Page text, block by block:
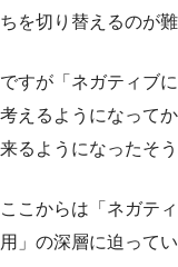
ちを切り替えるのが
ですが「ネガティブ
考えるようになって
来るようになったそう
ここからは「ネガテ
用」の深層に迫って